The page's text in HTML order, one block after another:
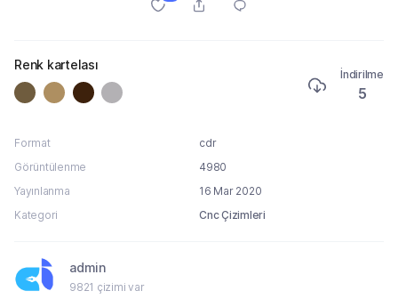
Renk kartelası
İndirilme
5
Format
cdr
Görüntülenme
4980
Yayınlanma
16 Mar 2020
Kategori
Cnc Çizimleri
admin
9821 çizimi var